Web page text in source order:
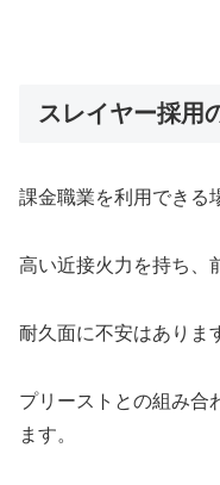
スレイヤー採用
課金職業を利用できる
高い近接火力を持ち、
耐久面に不安はありま
プリーストとの組み合
ます。